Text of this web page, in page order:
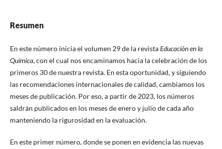
Resumen
En este número inicia el volumen 29 de la revistaEducación en la
Química, con el cual nos encaminamos hacia la celebración de los
primeros 30 de nuestra revista. En esta oportunidad, y siguiendo
las recomendaciones internacionales de calidad, cambiamos los
meses de publicación. Por eso, a partir de 2023, los números
saldrán publicados en los meses de enero y julio de cada año
manteniendo la rigurosidad en la evaluación.
En este primer número, donde se ponen en evidencia las nuevas